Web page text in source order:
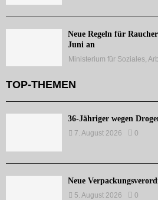
Neue Regeln für
Juni an
Ministerium für Soziales,
TOP-THEMEN
36-Jähriger wegen
7. August 2026 0
Neue
5. August 2026 0